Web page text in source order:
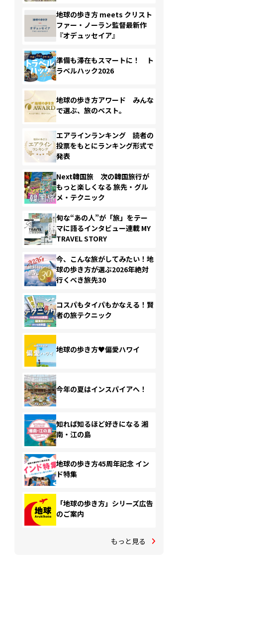
地球の歩き方 meets クリスト
ファー・ノーラン監督最新作
『オデュッセイア』
準備も滞在もスマートに！ ト
ラベルハック2026
地球の歩き方アワード みんな
で選ぶ、旅のベスト。
エアラインランキング 読者の
投票をもとにランキング形式で
発表
Next韓国旅 次の韓国旅行が
もっと楽しくなる 旅先・グル
メ・テクニック
旬な“あの人”が「旅」をテー
マに語るインタビュー連載 MY
TRAVEL STORY
今、こんな旅がしてみたい！地
球の歩き方が選ぶ2026年絶対
行くべき旅先30
コスパもタイパもかなえる！賢
者の旅テクニック
地球の歩き方♥偏愛ハワイ
今年の夏はインスパイアへ！
知れば知るほど好きになる 湘
南・江の島
地球の歩き方45周年記念 イン
ド特集
「地球の歩き方」シリーズ広告
のご案内
もっと見る